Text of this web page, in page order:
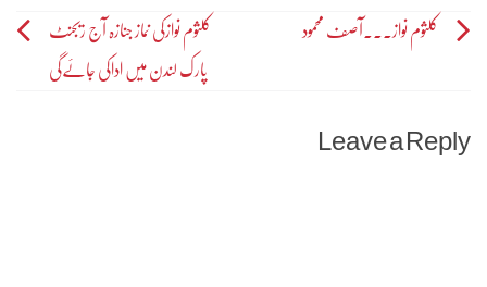
Postکلثوم نواز۔۔۔آصف محمود کلثوم نوازکی نماز جنازہ آج ریجنٹ
پارک لندن میں اداکی جائےگی
Leave a Reply